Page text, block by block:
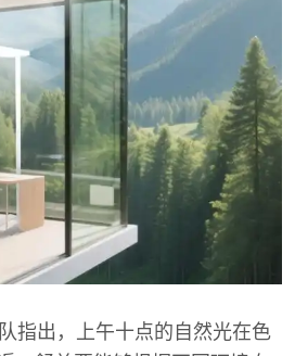
指出，上午十点的自然光在色